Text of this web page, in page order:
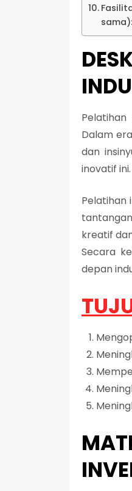
sama):
Dalam
dan
inovatif ini.
Pelatihan
kreatif
Secara
depan